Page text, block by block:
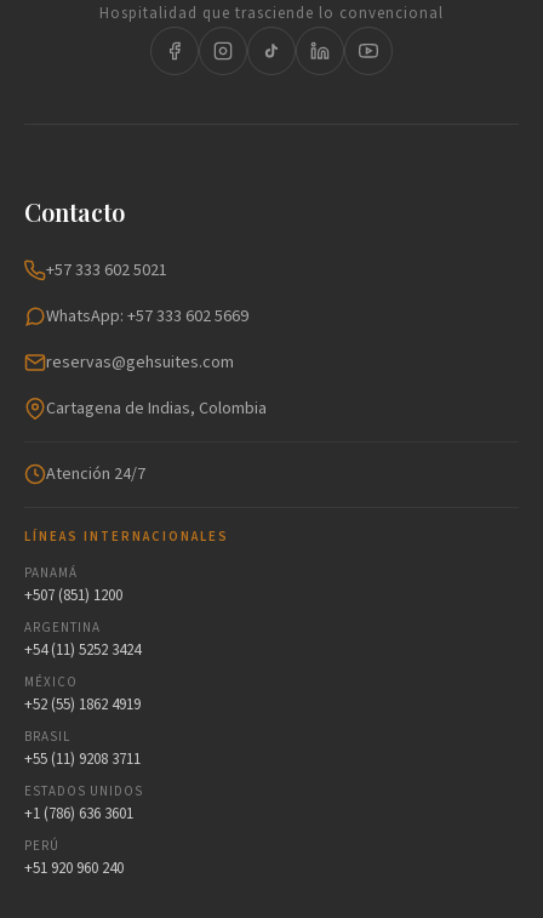
Hospitalidad que trasciende lo convencional
Contacto
+57 333 602 5021
WhatsApp: +57 333 602 5669
reservas@gehsuites.com
Cartagena de Indias, Colombia
Atención 24/7
LÍNEAS INTERNACIONALES
PANAMÁ
+507 (851) 1200
ARGENTINA
+54 (11) 5252 3424
MÉXICO
+52 (55) 1862 4919
BRASIL
+55 (11) 9208 3711
ESTADOS UNIDOS
+1 (786) 636 3601
PERÚ
+51 920 960 240